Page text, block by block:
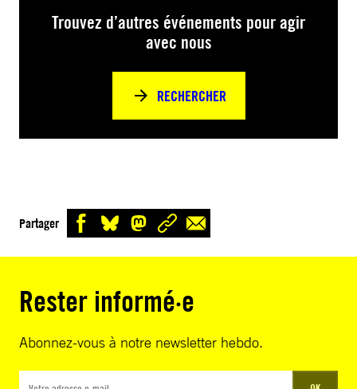
Trouvez d’autres événements pour agir
avec nous
RECHERCHER
Partager
Rester informé·e
Abonnez-vous à notre newsletter hebdo.